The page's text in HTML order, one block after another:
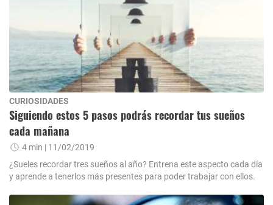
CURIOSIDADES
Siguiendo estos 5 pasos podrás recordar tus sueños
cada mañana
4 min | 11/02/2019
¿Sueles recordar tres sueños al año? Entrena este aspecto cada día
y aprende a tenerlos más presentes para poder trabajar con ellos.